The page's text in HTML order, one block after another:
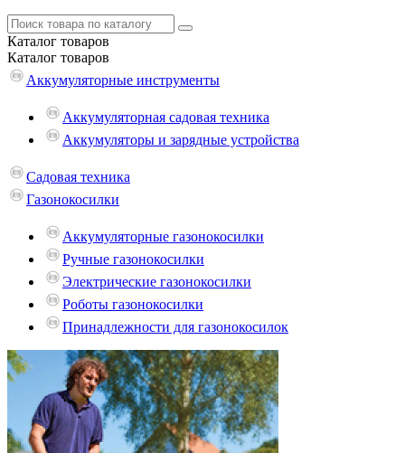
Каталог товаров
Каталог товаров
Аккумуляторные инструменты
Аккумуляторная садовая техника
Аккумуляторы и зарядные устройства
Садовая техника
Газонокосилки
Аккумуляторные газонокосилки
Ручные газонокосилки
Электрические газонокосилки
Роботы газонокосилки
Принадлежности для газонокосилок